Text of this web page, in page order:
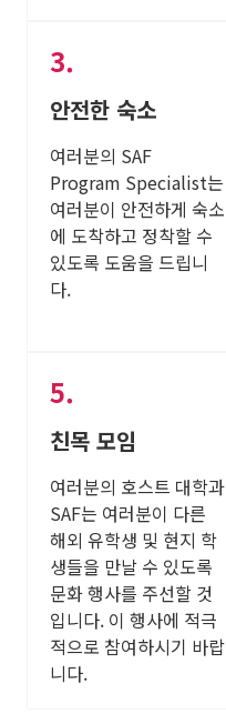
안전한 숙소
여러분의 SAF
Program Specialist는
여러분이 안전하게 숙소
에 도착하고 정착할 수
있도록 도움을 드립니
다.
친목 모임
여러분의 호스트 대학과
SAF는 여러분이 다른
해외 유학생 및 현지 학
생들을 만날 수 있도록
문화 행사를 주선할 것
입니다. 이 행사에 적극
적으로 참여하시기 바랍
니다.